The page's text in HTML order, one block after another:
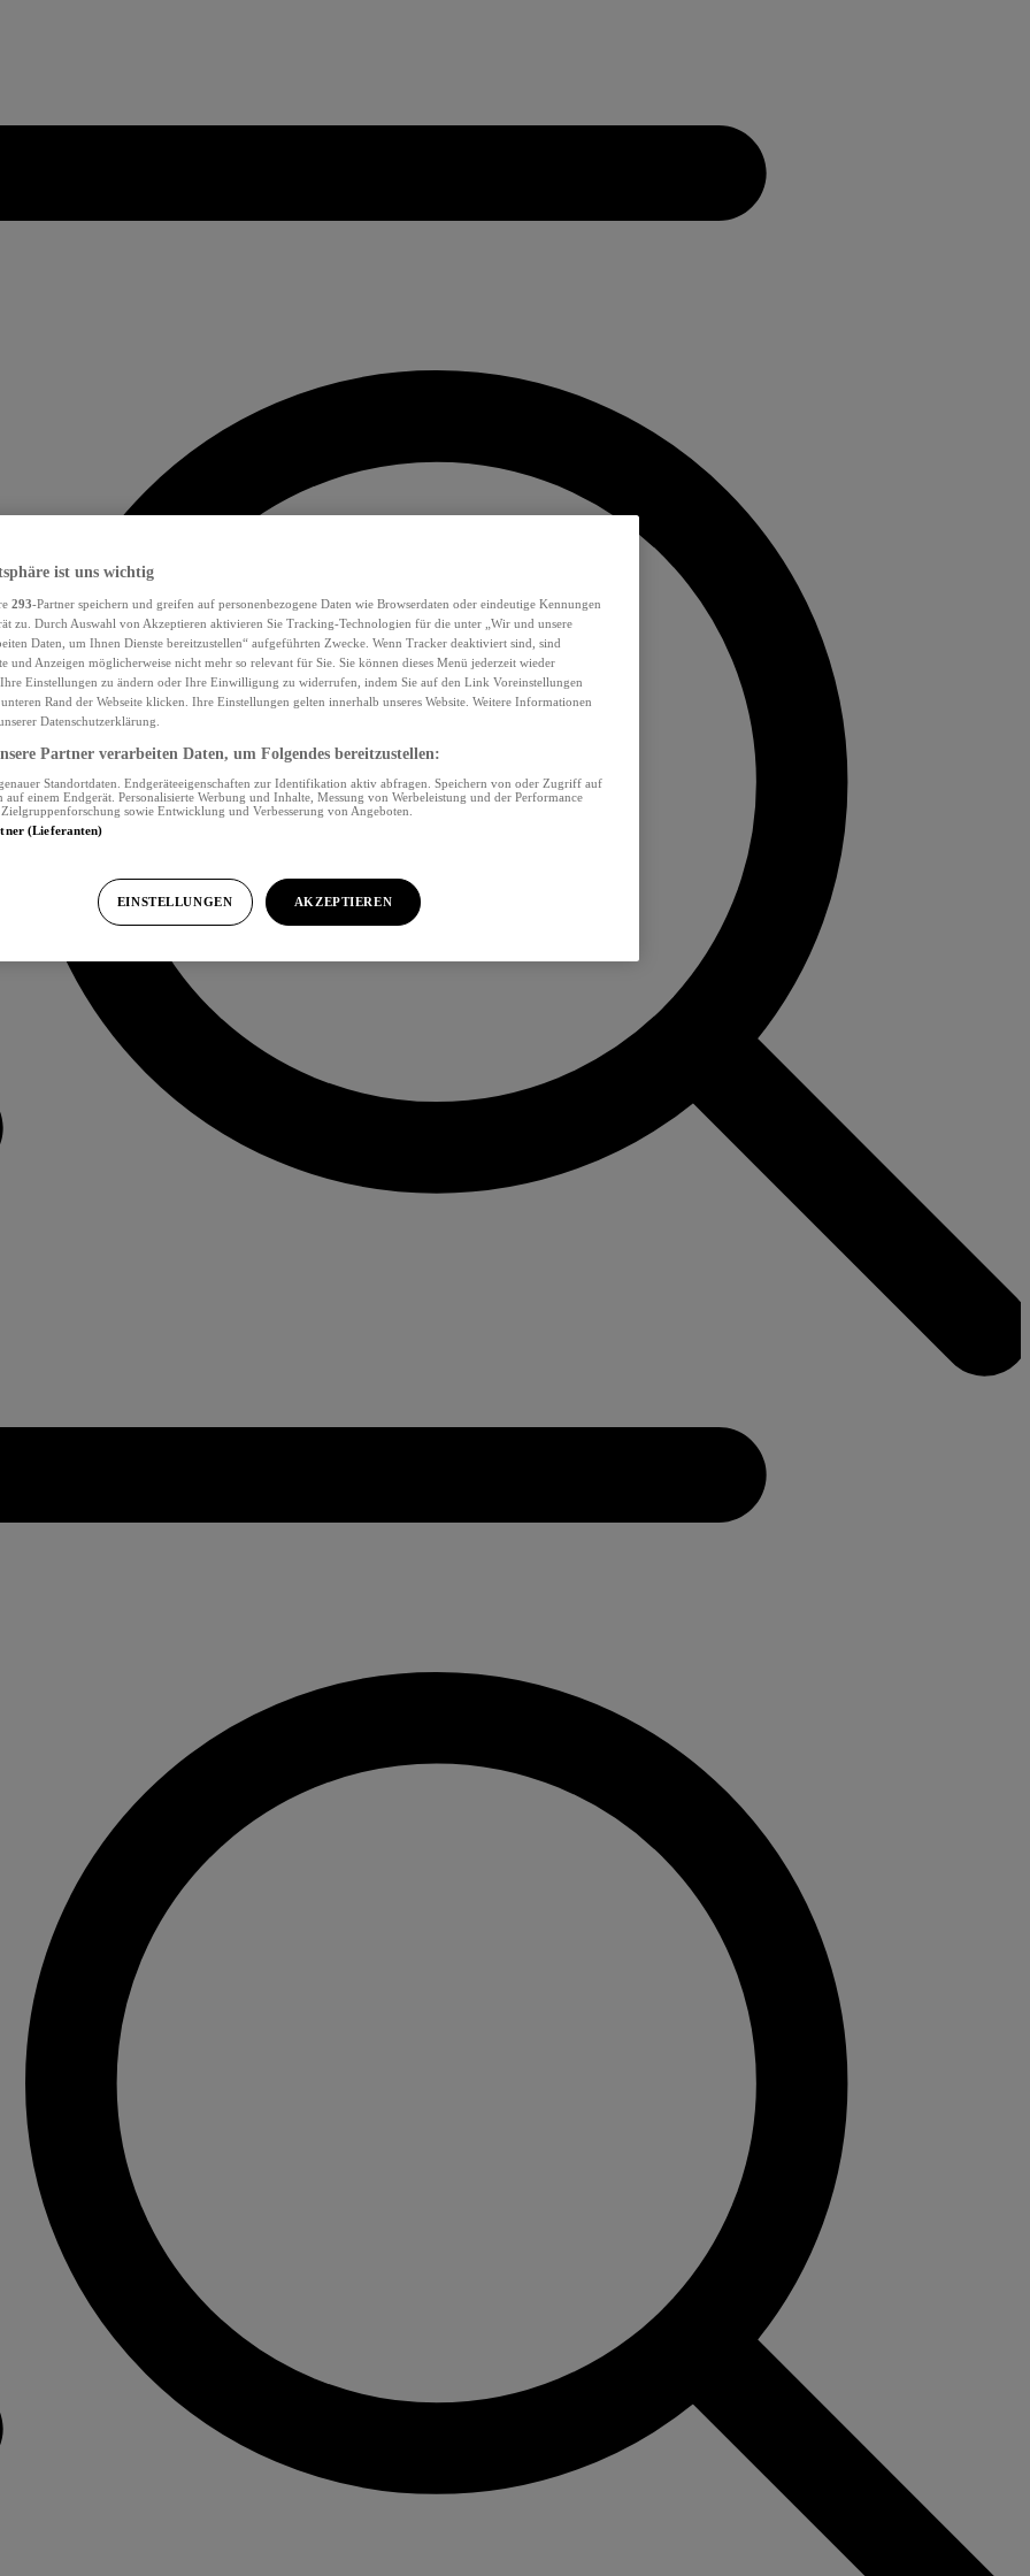
ist uns wichtig
293-Partner speichern und greifen auf personenbezogene Daten wie Browserdaten oder eindeutige Kennungen
zu. Durch Auswahl von Akzeptieren aktivieren Sie Tracking-Technologien für die unter „Wir und unsere
Daten, um Ihnen Dienste bereitzustellen“ aufgeführten Zwecke. Wenn Tracker deaktiviert sind, sind
und Anzeigen möglicherweise nicht mehr so relevant für Sie. Sie können dieses Menü jederzeit wieder
Einstellungen zu ändern oder Ihre Einwilligung zu widerrufen, indem Sie auf den Link Voreinstellungen
Rand der Webseite klicken. Ihre Einstellungen gelten innerhalb unseres Website. Weitere Informationen
Datenschutzerklärung.
Partner verarbeiten Daten, um Folgendes bereitzustellen:
Standortdaten. Endgeräteeigenschaften zur Identifikation aktiv abfragen. Speichern von oder Zugriff auf
einem Endgerät. Personalisierte Werbung und Inhalte, Messung von Werbeleistung und der Performance
sowie Entwicklung und Verbesserung von Angeboten.
(Lieferanten)
EINSTELLUNGEN AKZEPTIEREN